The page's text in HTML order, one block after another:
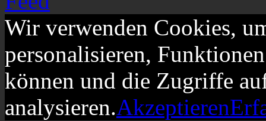
Wir verwenden Cookies,
personalisieren,
können und die Zugriffe
analysieren.Akzeptieren